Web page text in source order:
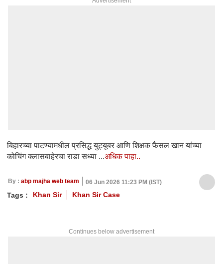
बिहारच्या पाटण्यामधील प्रसिद्ध युट्यूबर आणि शिक्षक फैसल खान यांच्या
कोचिंग क्लासबाहेरचा राडा सध्या ...अधिक पाहा..
By : abp majha web team 06 Jun 2026 11:23 PM (IST)
Tags : Khan Sir Khan Sir Case
Continues below advertisement